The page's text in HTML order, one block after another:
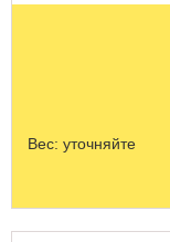
Вес: уточняйте